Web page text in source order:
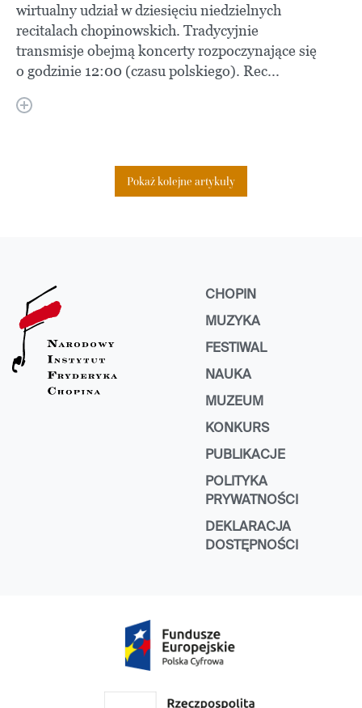
wirtualny udział w dziesięciu niedzielnych
recitalach chopinowskich. Tradycyjnie
transmisje obejmą koncerty rozpoczynające się
o godzinie 12:00 (czasu polskiego). Rec...
Pokaż kolejne artykuły
CHOPIN
MUZYKA
FESTIWAL
NAUKA
MUZEUM
KONKURS
PUBLIKACJE
POLITYKA
PRYWATNOŚCI
DEKLARACJA
DOSTĘPNOŚCI